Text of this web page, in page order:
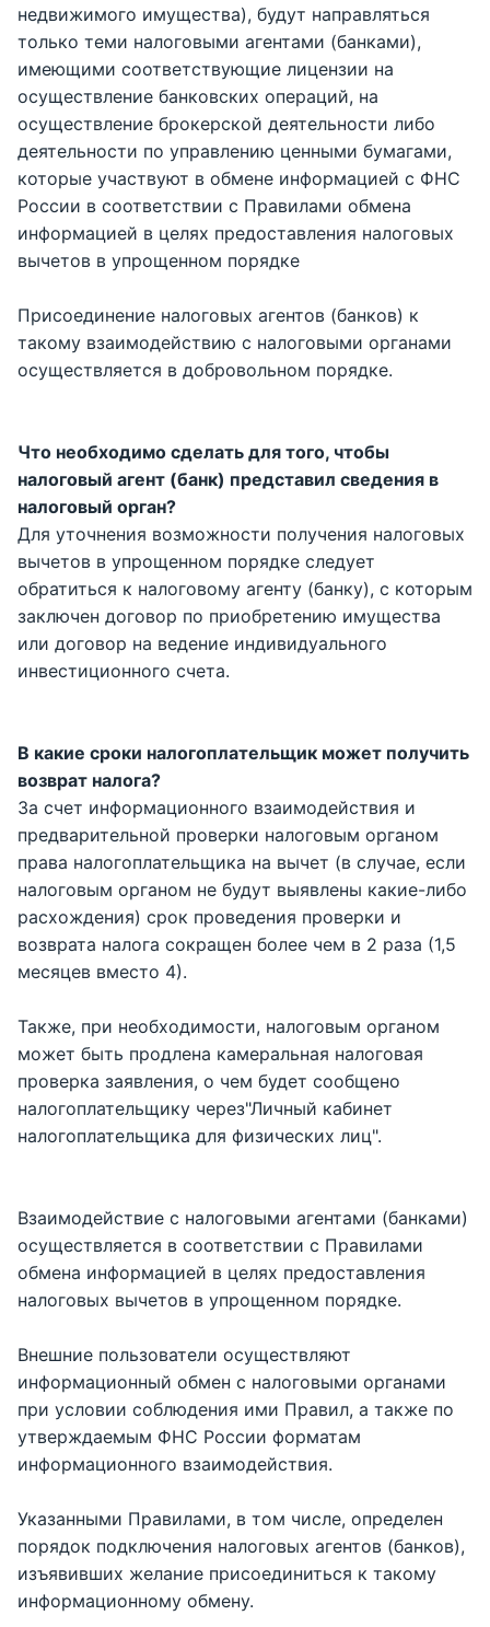
недвижимого имущества), будут направляться
только теми налоговыми агентами (банками),
имеющими соответствующие лицензии на
осуществление банковских операций, на
осуществление брокерской деятельности либо
деятельности по управлению ценными бумагами,
которые участвуют в обмене информацией с ФНС
России в соответствии с Правилами обмена
информацией в целях предоставления налоговых
вычетов в упрощенном порядке
Присоединение налоговых агентов (банков) к
такому взаимодействию с налоговыми органами
осуществляется в добровольном порядке.
Что необходимо сделать для того, чтобы
налоговый агент (банк) представил сведения в
налоговый орган?
Для уточнения возможности получения налоговых
вычетов в упрощенном порядке следует
обратиться к налоговому агенту (банку), с которым
заключен договор по приобретению имущества
или договор на ведение индивидуального
инвестиционного счета.
В какие сроки налогоплательщик может получить
возврат налога?
За счет информационного взаимодействия и
предварительной проверки налоговым органом
права налогоплательщика на вычет (в случае, если
налоговым органом не будут выявлены какие-либо
расхождения) срок проведения проверки и
возврата налога сокращен более чем в 2 раза (1,5
месяцев вместо 4).
Также, при необходимости, налоговым органом
может быть продлена камеральная налоговая
проверка заявления, о чем будет сообщено
налогоплательщику через"Личный кабинет
налогоплательщика для физических лиц".
Взаимодействие с налоговыми агентами (банками)
осуществляется в соответствии с Правилами
обмена информацией в целях предоставления
налоговых вычетов в упрощенном порядке.
Внешние пользователи осуществляют
информационный обмен с налоговыми органами
при условии соблюдения ими Правил, а также по
утверждаемым ФНС России форматам
информационного взаимодействия.
Указанными Правилами, в том числе, определен
порядок подключения налоговых агентов (банков),
изъявивших желание присоединиться к такому
информационному обмену.